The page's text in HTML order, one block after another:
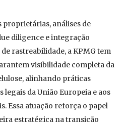
análises de
diligence e integração
rastreabilidade, a KPMG tem
visibilidade completa da
alinhando práticas
legais da União Europeia e aos
Essa atuação reforça o papel
estratégica na transição